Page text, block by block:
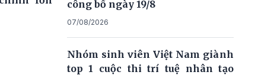
công bố ngày 19/8
07/08/2026
Nhóm sinh viên Việt Nam giành
top 1 cuộc thi trí tuệ nhân tạo